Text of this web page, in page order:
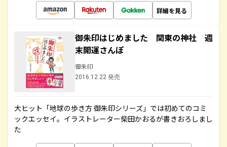
詳細を見る
御朱印はじめました 関東の神社 週
末開運さんぽ
御朱印
2016.12.22 発売
大ヒット「地球の歩き方 御朱印シリーズ」では初めてのコミ
ックエッセイ。イラストレーター柴田かおるが書きおろしまし
た